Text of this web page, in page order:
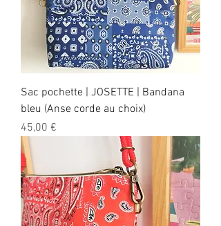
Sac pochette | JOSETTE | Bandana
bleu (Anse corde au choix)
Prix
45,00 €